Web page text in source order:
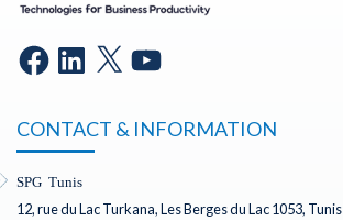
CONTACT & INFORMATION
SPG Tunis
12, rue du Lac Turkana, Les Berges du Lac 1053, Tunis